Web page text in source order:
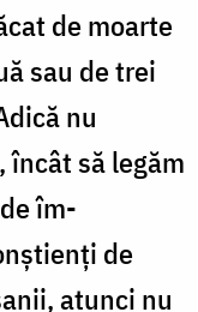
de moarte
sau de trei
nu
să legăm
îm­
de
atunci nu